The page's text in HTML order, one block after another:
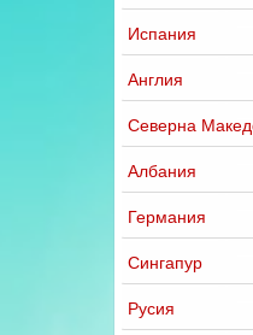
Испания
Англия
Северна
Албания
Германия
Сингапур
Русия